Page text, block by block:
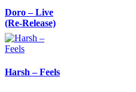
Doro – Live
(Re-Release)
Harsh – Feels